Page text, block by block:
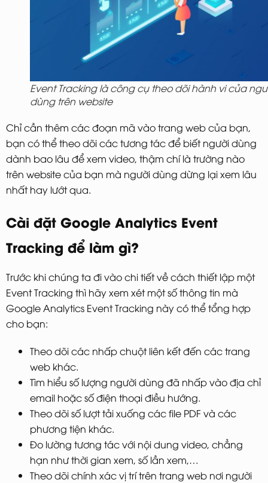
Event Tracking là công cụ theo dõi hành vi của
dùng trên website
Chỉ cần thêm các đoạn mã vào trang web của bạn,
bạn có thể theo dõi các tương tác để biết người dùng
dành bao lâu để xem video, thậm chí là trường nào
trên website của bạn mà người dùng dừng lại xem lâu
nhất hay lướt qua.
Cài đặt Google Analytics Event
Tracking để làm gì?
Trước khi chúng ta đi vào chi tiết về cách thiết lập một
Event Tracking thì hãy xem xét một số thông tin mà
Google Analytics Event Tracking này có thể tổng hợp
cho bạn:
Theo dõi các nhấp chuột liên kết đến các trang
web khác.
Tìm hiểu số lượng người dùng đã nhấp vào địa chỉ
email hoặc số điện thoại điều hướng.
Theo dõi số lượt tải xuống các file PDF và các
phương tiện khác.
Đo lường tương tác với nội dung video, chẳng
hạn như thời gian xem, số lần xem,…
Theo dõi chính xác vị trí trên trang web nơi người